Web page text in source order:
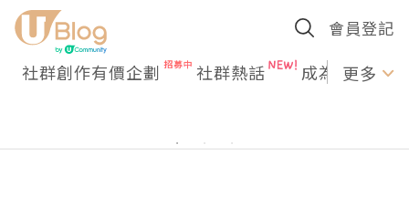
會員登記
社群創作有價企劃 社群熱話 成為U更多